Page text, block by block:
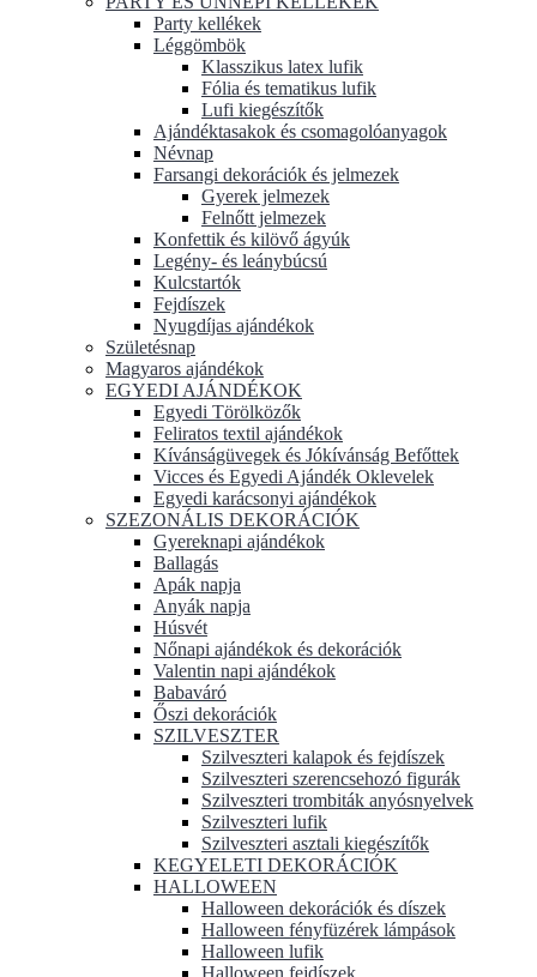
Party kellékek
Léggömbök
Klasszikus latex lufik
Fólia és tematikus lufik
Lufi kiegészítők
Ajándéktasakok és csomagolóanyagok
Névnap
Farsangi dekorációk és jelmezek
Gyerek jelmezek
Felnőtt jelmezek
Konfettik és kilövő ágyúk
Legény- és leánybúcsú
Kulcstartók
Fejdíszek
Nyugdíjas ajándékok
Születésnap
Magyaros ajándékok
EGYEDI AJÁNDÉKOK
Egyedi Törölközők
Feliratos textil ajándékok
Kívánságüvegek és Jókívánság Befőttek
Vicces és Egyedi Ajándék Oklevelek
Egyedi karácsonyi ajándékok
SZEZONÁLIS DEKORÁCIÓK
Gyereknapi ajándékok
Ballagás
Apák napja
Anyák napja
Húsvét
Nőnapi ajándékok és dekorációk
Valentin napi ajándékok
Babaváró
Őszi dekorációk
SZILVESZTER
Szilveszteri kalapok és fejdíszek
Szilveszteri szerencsehozó figurák
Szilveszteri trombiták anyósnyelvek
Szilveszteri lufik
Szilveszteri asztali kiegészítők
KEGYELETI DEKORÁCIÓK
HALLOWEEN
Halloween dekorációk és díszek
Halloween fényfüzérek lámpások
Halloween lufik
Halloween fejdíszek